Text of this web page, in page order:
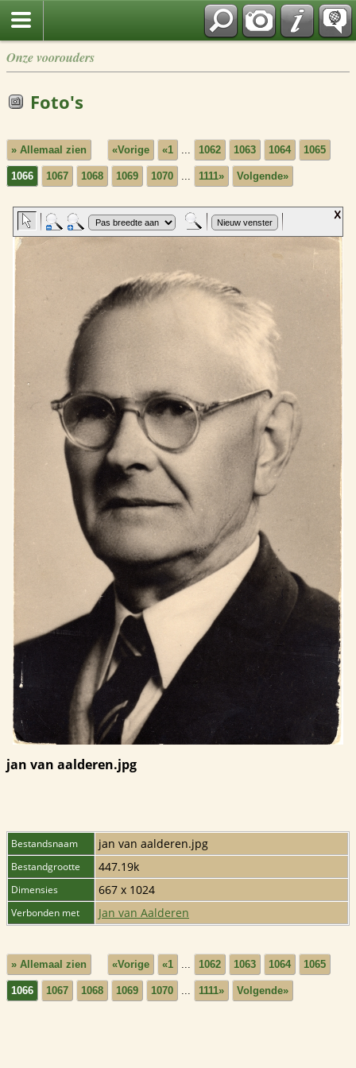
Onze voorouders
Foto's
» Allemaal zien «Vorige «1 ... 1062 1063 1064 1065
1066 1067 1068 1069 1070 ... 1111» Volgende»
jan van aalderen.jpg
Bestandsnaam jan van aalderen.jpg
Bestandgrootte 447.19k
Dimensies 667 x 1024
Verbonden met Jan van Aalderen
» Allemaal zien «Vorige «1 1062 1063 1064 1065
1066 1067 1068 1069 1070 1111» Volgende»